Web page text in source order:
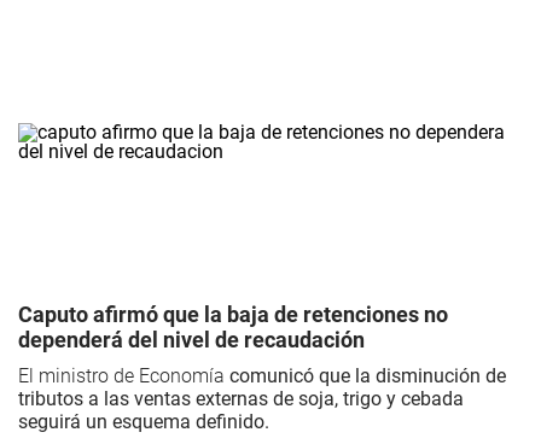
Caputo afirmó que la baja de retenciones no
dependerá del nivel de recaudación
El ministro de Economía comunicó que la disminución de
tributos a las ventas externas de soja, trigo y cebada
seguirá un esquema definido.